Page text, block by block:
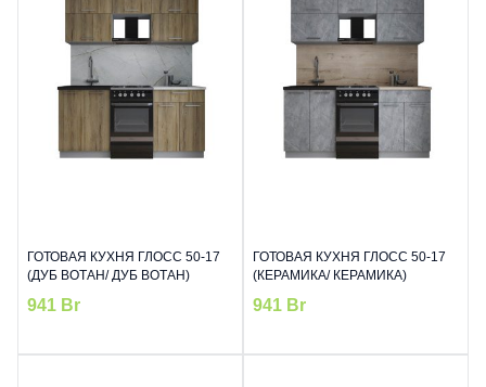
ГОТОВАЯ КУХНЯ ГЛОСС 50-17
(ДУБ ВОТАН/ ДУБ ВОТАН)
941 Br
ГОТОВАЯ КУХНЯ ГЛОСС 50-17
(КЕРАМИКА/ КЕРАМИКА)
941 Br